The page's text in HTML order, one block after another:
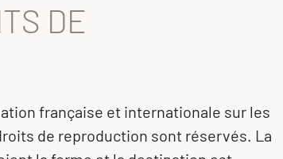
DE
française et internationale sur les
de reproduction sont réservés. La